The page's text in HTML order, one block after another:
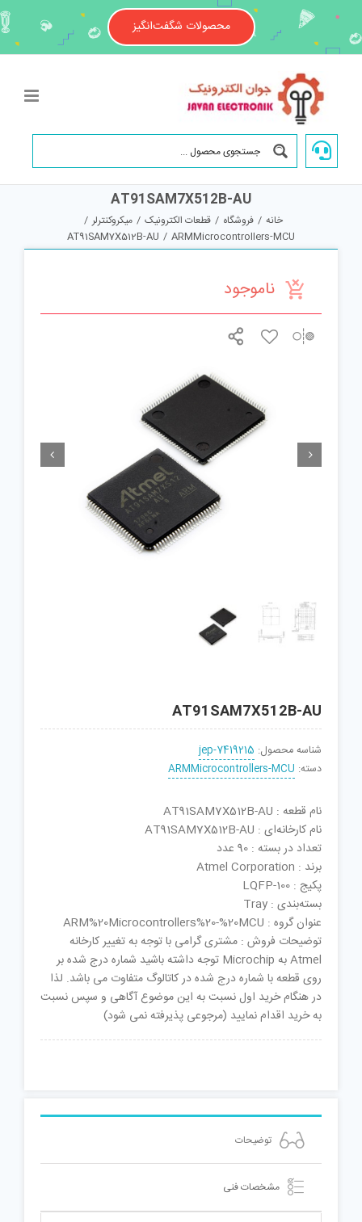
content
محصولات شگفت‌انگیز
AT91SAM7X512B-AU
خانه / فروشگاه / قطعات الکترونیک / میکروکنترلر /
ARMMicrocontrollers-MCU
/
AT91SAM7X512B-AU
ناموجود
 
AT91SAM7X512B-AU
شناسه محصول: jep-7419215
دسته: ARMMicrocontrollers-MCU
نام قطعه : AT91SAM7X512B-AU
نام کارخانه‌ای : AT91SAM7X512B-AU
تعداد در بسته : 90 عدد
برند : Atmel Corporation
پکیج : LQFP-100
بسته‌بندی : Tray
عنوان گروه : ARM%20Microcontrollers%20-%20MCU
توضیحات فروش : مشتری گرامی با توجه به تغییر کارخانه
Atmel به Microchip توجه داشته باشید شماره درج شده بر
روی قطعه با شماره درج شده در کاتالوگ متفاوت می باشد. لذا
در هنگام خرید اول نسبت به این موضوع آگاهی و سپس نسبت
به خرید اقدام نمایید (مرجوعی پذیرفته نمی شود)
توضیحات
مشخصات فنی